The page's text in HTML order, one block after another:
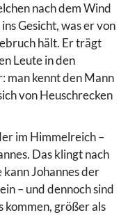
nach dem Wind
Gesicht, was er von
hält. Er trägt
Leute in den
man kennt den Mann
von Heuschrecken
im Himmelreich –
Das klingt nach
Johannes der
– und dennoch sind
kommen, größer als